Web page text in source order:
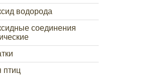
водорода
соединения
птиц